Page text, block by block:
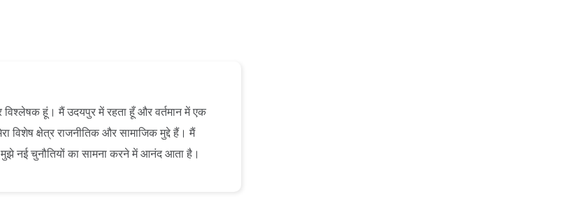
हूं। मैं उदयपुर में रहता हूँ और वर्तमान में एक
विशेष क्षेत्र राजनीतिक और सामाजिक मुद्दे हैं। मैं
नई चुनौतियों का सामना करने में आनंद आता है।